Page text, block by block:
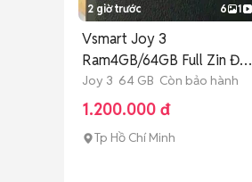
2 giờ trước 6 1
Vsmart Joy 3
Ram4GB/64GB Full Zin Đẹp
Mượt Pin 5K
Joy 3 64 GB Còn bảo hành
1.200.000 đ
Tp Hồ Chí Minh